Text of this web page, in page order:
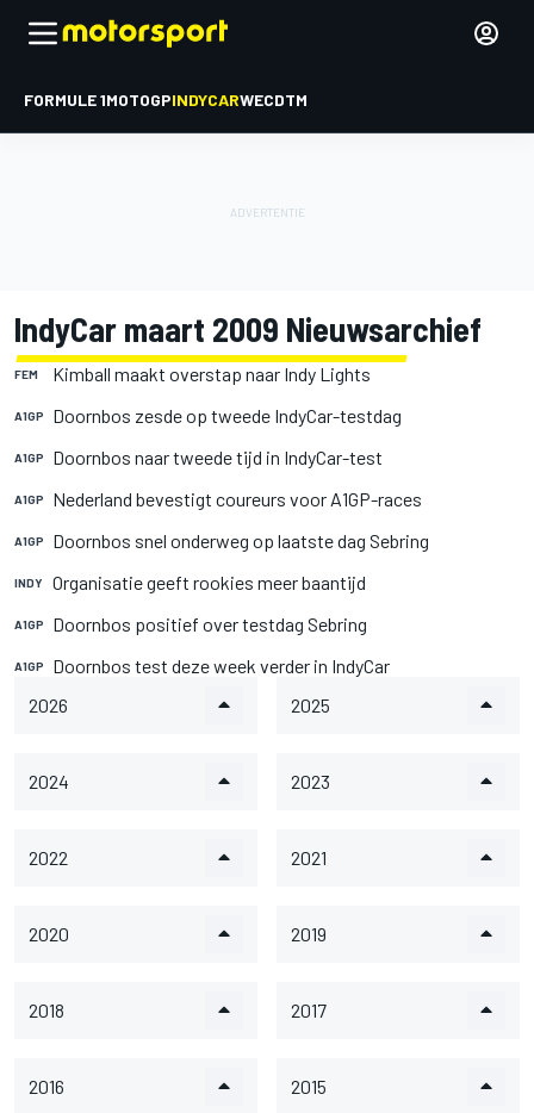
FORMULE 1MOTOGPINDYCARWECDTM
IndyCar maart 2009 Nieuwsarchief
FEM Kimball maakt overstap naar Indy Lights
A1GP Doornbos zesde op tweede IndyCar-testdag
A1GP Doornbos naar tweede tijd in IndyCar-test
A1GP Nederland bevestigt coureurs voor A1GP-races
A1GP Doornbos snel onderweg op laatste dag Sebring
INDY Organisatie geeft rookies meer baantijd
A1GP Doornbos positief over testdag Sebring
A1GP
Doornbos test deze week verder in IndyCar
2026
2025
2024 2023
2022 2021
2020 2019
2018 2017
2016 2015